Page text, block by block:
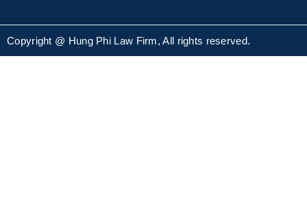
Copyright @ Hung Phi Law Firm, All rights reserved.